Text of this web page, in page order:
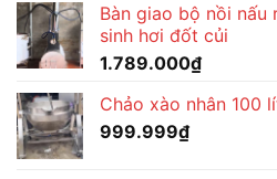
Bàn giao bộ nồi
sinh hơi đốt củi
1.789.000₫
Chảo xào nhân 100
999.999₫